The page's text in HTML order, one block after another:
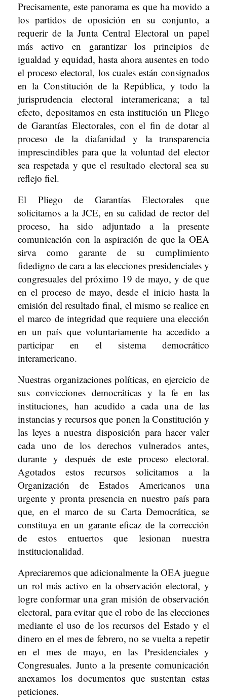
Precisamente, este panorama es que ha movido a
los partidos de oposición en su conjunto, a
requerir de la Junta Central Electoral un papel
más activo en garantizar los principios de
igualdad y equidad, hasta ahora ausentes en todo
el proceso electoral, los cuales están consignados
en la Constitución de la República, y todo la
jurisprudencia electoral interamericana; a tal
efecto, depositamos en esta institución un Pliego
de Garantías Electorales, con el fin de dotar al
proceso de la diafanidad y la transparencia
imprescindibles para que la voluntad del elector
sea respetada y que el resultado electoral sea su
reflejo fiel.
El Pliego de Garantías Electorales que
solicitamos a la JCE, en su calidad de rector del
proceso, ha sido adjuntado a la presente
comunicación con la aspiración de que la OEA
sirva como garante de su cumplimiento
fidedigno de cara a las elecciones presidenciales y
congresuales del próximo 19 de mayo, y de que
en el proceso de mayo, desde el inicio hasta la
emisión del resultado final, el mismo se realice en
el marco de integridad que requiere una elección
en un país que voluntariamente ha accedido a
participar en el sistema democrático
interamericano.
Nuestras organizaciones políticas, en ejercicio de
sus convicciones democráticas y la fe en las
instituciones, han acudido a cada una de las
instancias y recursos que ponen la Constitución y
las leyes a nuestra disposición para hacer valer
cada uno de los derechos vulnerados antes,
durante y después de este proceso electoral.
Agotados estos recursos solicitamos a la
Organización de Estados Americanos una
urgente y pronta presencia en nuestro país para
que, en el marco de su Carta Democrática, se
constituya en un garante eficaz de la corrección
de estos entuertos que lesionan nuestra
institucionalidad.
Apreciaremos que adicionalmente la OEA juegue
un rol más activo en la observación electoral, y
logre conformar una gran misión de observación
electoral, para evitar que el robo de las elecciones
mediante el uso de los recursos del Estado y el
dinero en el mes de febrero, no se vuelta a repetir
en el mes de mayo, en las Presidenciales y
Congresuales. Junto a la presente comunicación
anexamos los documentos que sustentan estas
peticiones.